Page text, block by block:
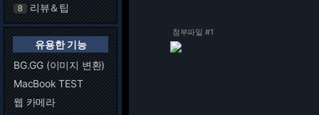
8 리뷰＆팁
유용한 기능
BG.GG (이미지 변환)
MacBook TEST
웹 카메라
첨부파일 #1